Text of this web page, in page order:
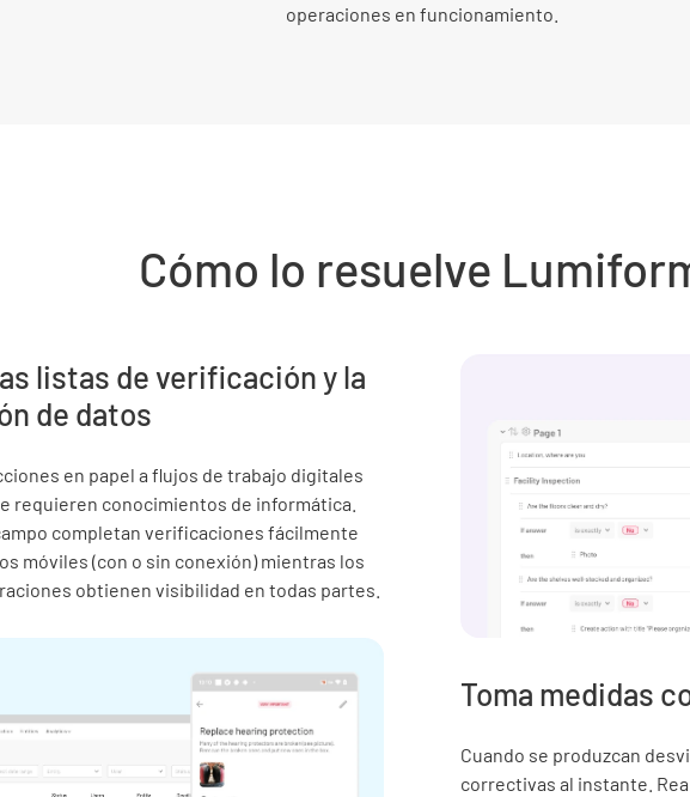
operaciones en funcionamiento.
Cómo lo resuelve
listas de verificación y la
de datos
en papel a flujos de trabajo digitales
requieren conocimientos de informática.
completan verificaciones fácilmente
móviles (con o sin conexión) mientras los
obtienen visibilidad en todas partes.
Toma medidas
Cuando se produzcan
correctivas al instante.